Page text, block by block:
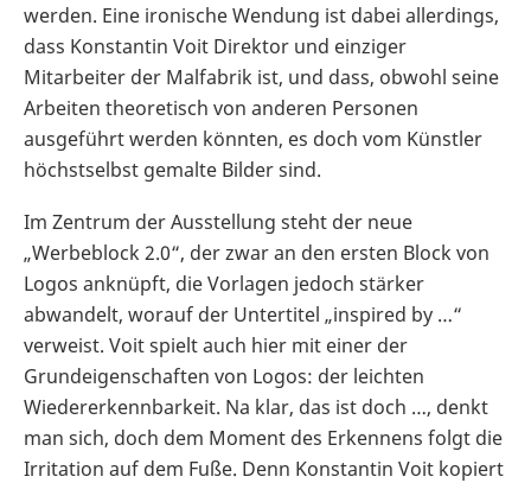
werden. Eine ironische Wendung ist dabei allerdings,
dass Konstantin Voit Direktor und einziger
Mitarbeiter der Malfabrik ist, und dass, obwohl seine
Arbeiten theoretisch von anderen Personen
ausgeführt werden könnten, es doch vom Künstler
höchstselbst gemalte Bilder sind.
Im Zentrum der Ausstellung steht der neue
„Werbeblock 2.0“, der zwar an den ersten Block von
Logos anknüpft, die Vorlagen jedoch stärker
abwandelt, worauf der Untertitel „inspired by …“
verweist. Voit spielt auch hier mit einer der
Grundeigenschaften von Logos: der leichten
Wiedererkennbarkeit. Na klar, das ist doch …, denkt
man sich, doch dem Moment des Erkennens folgt die
Irritation auf dem Fuße. Denn Konstantin Voit kopiert